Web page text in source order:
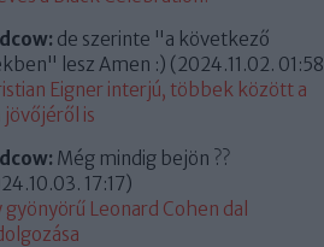
de szerinte "a következő
lesz Amen :) (2024.11.02. 01:58
Eigner interjú, többek között a
jövőjéről is
Még mindig bejön ??
17:17)
gyönyörű Leonard Cohen dal